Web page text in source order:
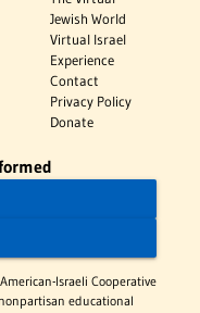
Jewish World
Virtual Israel
Experience
Contact
Privacy Policy
Donate
Israeli Cooperative
educational